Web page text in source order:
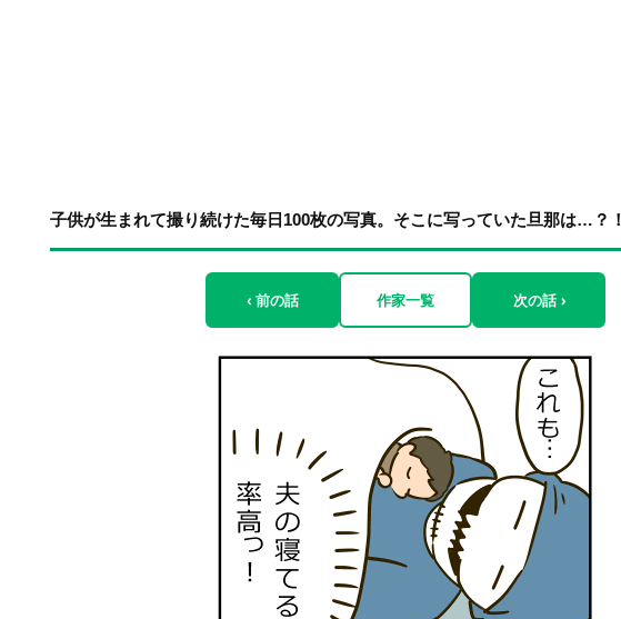
子供が生まれて撮り続けた毎日100枚の写真。そこに写っていた旦那は…？！
‹ 前の話 作家一覧 次の話 ›